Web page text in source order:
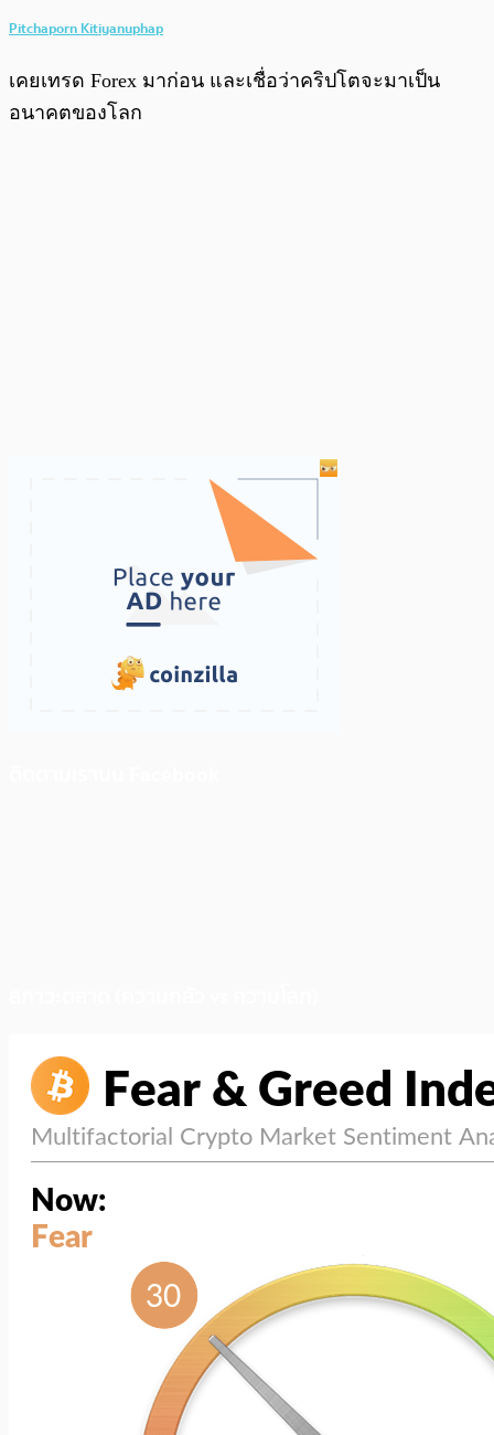
Pitchaporn Kitiyanuphap
เคยเทรด Forex มาก่อน และเชื่อว่าคริปโตจะมาเป็น
อนาคตของโลก